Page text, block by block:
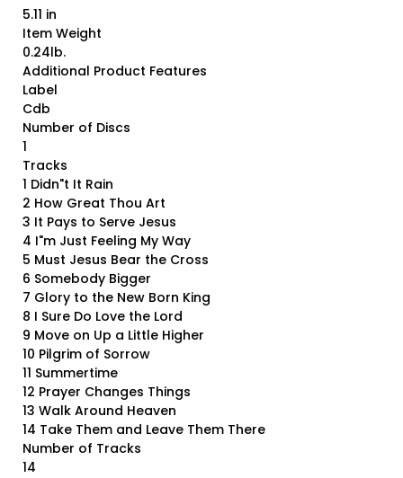
5.11 in
Item Weight
0.24lb.
Additional Product Features
Label
Cdb
Number of Discs
1
Tracks
1 Didn"t It Rain
2 How Great Thou Art
3 It Pays to Serve Jesus
4 I"m Just Feeling My Way
5 Must Jesus Bear the Cross
6 Somebody Bigger
7 Glory to the New Born King
8 I Sure Do Love the Lord
9 Move on Up a Little Higher
10 Pilgrim of Sorrow
11 Summertime
12 Prayer Changes Things
13 Walk Around Heaven
14 Take Them and Leave Them There
Number of Tracks
14